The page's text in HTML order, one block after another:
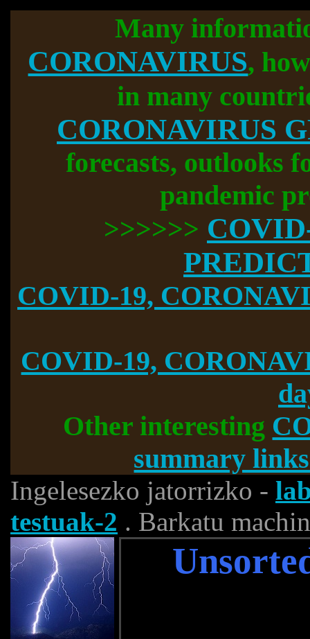
Many
CORONAVIRUS,
in many
CORONAVIRUS
forecasts, outlooks
pandemic
>>>>>>
COVID-19,
COVID-19,
Other interesting
summary
Ingelesezko jatorrizko -
testuak-2 . Barkatu